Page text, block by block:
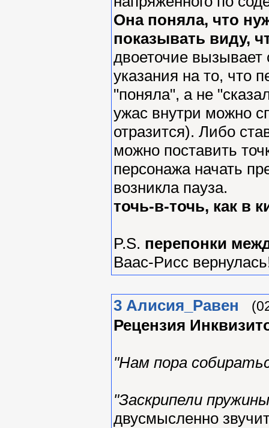
Она поняла, что
показывать виду,
двоеточие вызывает
указания на то, что
"поняла", а не
ужас внутри можно
отразится). Либо
можно поставить
персонажа начать
возникла пауза.
точь-в-точь, как в
P.S. перепонки
Ваас-Рисс
3 Алиcия_Равен
Рецензия
"Нам пора
"Заскрипели
двусмысленно